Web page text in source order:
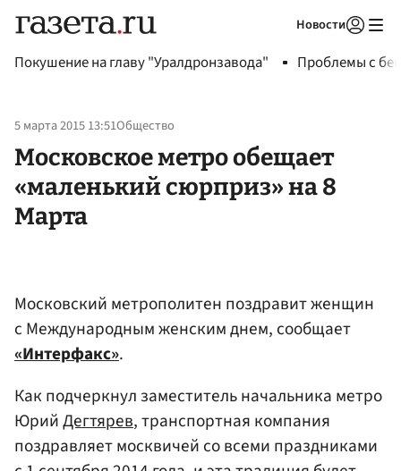
Новости
Покушение на главу "Уралдронзавода" Проблемы с
5 марта 2015 13:51Общество
Московское метро обещает
«маленький сюрприз» на 8
Марта
Московский метрополитен поздравит женщин
с Международным женским днем, сообщает
«Интерфакс».
Как подчеркнул заместитель начальника метро
ЮрийДегтярев, транспортная компания
поздравляет москвичей со всеми праздниками